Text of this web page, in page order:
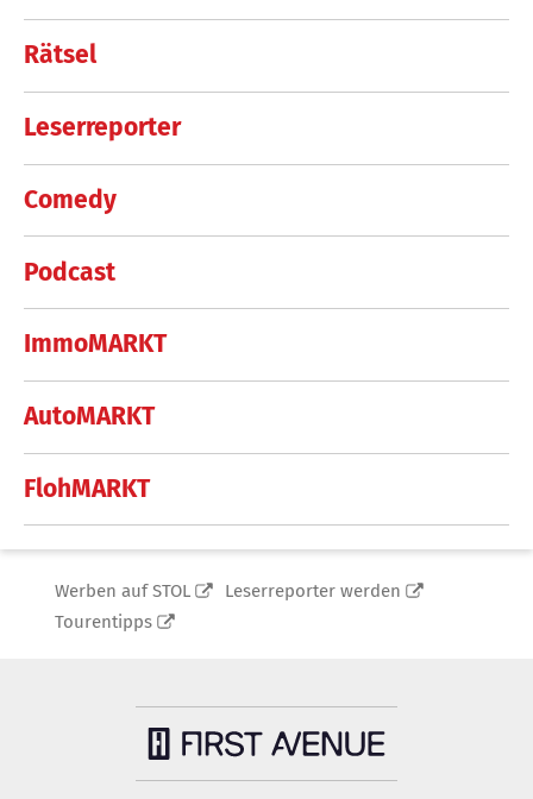
Rätsel
Leserreporter
Comedy
Podcast
ImmoMARKT
AutoMARKT
FlohMARKT
Werben auf STOL
Leserreporter werden
Tourentipps